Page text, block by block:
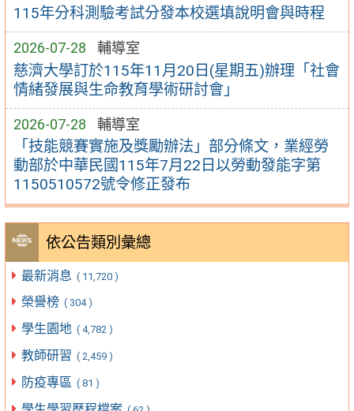
115年分科測驗考試分發本校選填說明會與時程
2026-07-28 輔導室
慈濟大學訂於115年11月20日(星期五)辦理「社會
情緒發展與生命教育學術研討會」
2026-07-28 輔導室
「技能競賽實施及獎勵辦法」部分條文，業經勞
動部於中華民國115年7月22日以勞動發能字第
1150510572號令修正發布
依公告類別彙總
最新消息 ( 11,720 )
榮譽榜 ( 304 )
學生園地 ( 4,782 )
教師研習 ( 2,459 )
防疫專區 ( 81 )